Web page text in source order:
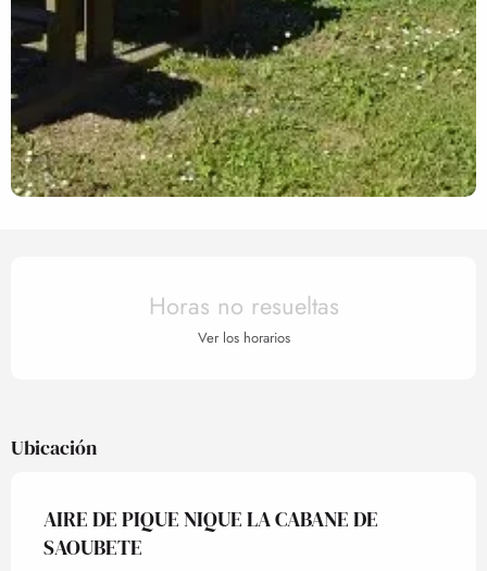
Horarios y datos de
Horas no resueltas
Ver los horarios
Ubicación
AIRE DE PIQUE NIQUE LA CABANE DE
SAOUBETE